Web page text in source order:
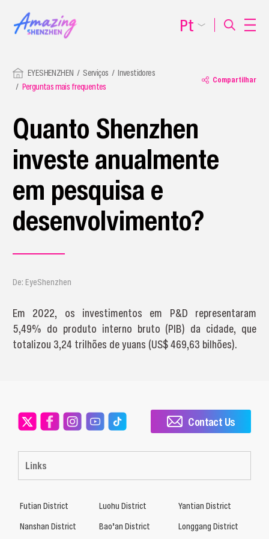
EYESHENZHEN Serviços
Investidores
Perguntas mais frequentes
Compartilhar
Quanto Shenzhen
investe anualmente
em pesquisa e
desenvolvimento?
De: EyeShenzhen
Em 2022, os investimentos em P&D representaram
5,49% do produto interno bruto (PIB) da cidade, que
totalizou 3,24 trilhões de yuans (US$ 469,63 bilhões).
Pt
Links
Contact Us
Futian District Luohu District
Yantian District
Nanshan District
Bao’an District Longgang District